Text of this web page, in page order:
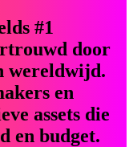
#1
door
wereldwijd.
en
assets die
en budget.